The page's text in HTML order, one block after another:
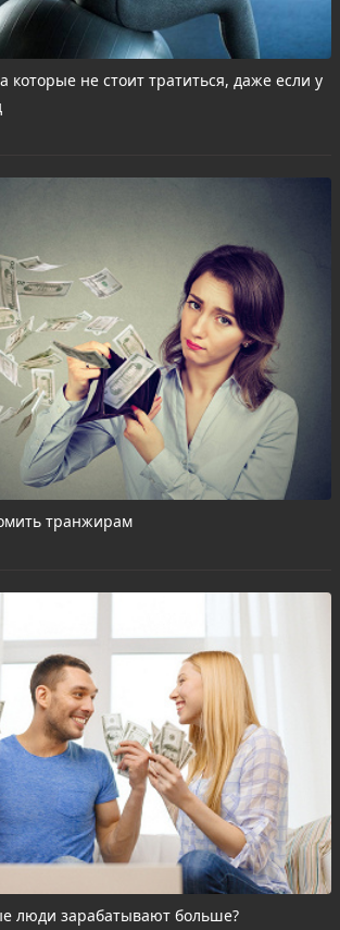
которые не стоит тратиться, даже если у
транжирам
люди зарабатывают больше?